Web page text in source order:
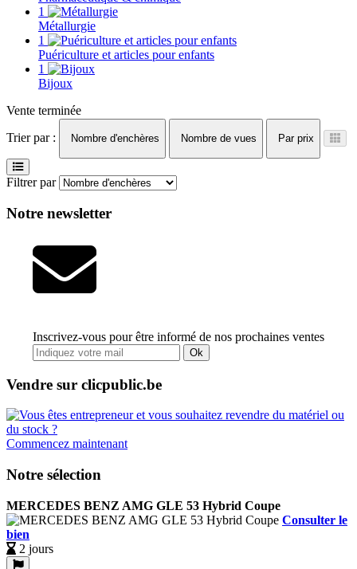
1
Métallurgie
1
Puériculture et articles pour enfants
1
Bijoux
Vente terminée
Trier par :
Nombre d'enchères Nombre de vues Par prix
Filtrer par
Notre newsletter
Inscrivez-vous pour être informé de nos prochaines ventes
Ok
Vendre sur clicpublic.be
Commencez maintenant
Notre sélection
MERCEDES BENZ AMG GLE 53 Hybrid Coupe
Consulter le
bien
2 jours